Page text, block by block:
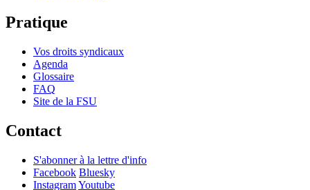
Pratique
Vos droits syndicaux
Agenda
Glossaire
FAQ
Site de la FSU
Contact
S'abonner à la lettre d'info
Facebook Bluesky
InstagramYoutube